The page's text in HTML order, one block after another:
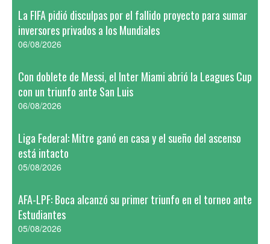
La FIFA pidió disculpas por el fallido proyecto para sumar
inversores privados a los Mundiales
06/08/2026
Con doblete de Messi, el Inter Miami abrió la Leagues Cup
con un triunfo ante San Luis
06/08/2026
Liga Federal: Mitre ganó en casa y el sueño del ascenso
está intacto
05/08/2026
AFA-LPF: Boca alcanzó su primer triunfo en el torneo ante
Estudiantes
05/08/2026